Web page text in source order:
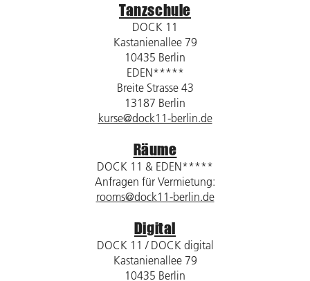
Tanzschule
DOCK 11
Kastanienallee 79
10435 Berlin
EDEN*****
Breite Strasse 43
13187 Berlin
kurse@dock11-berlin.de
Räume
DOCK 11 & EDEN*****
Anfragen für Vermietung:
rooms@dock11-berlin.de
Digital
DOCK 11 / DOCK digital
Kastanienallee 79
10435 Berlin